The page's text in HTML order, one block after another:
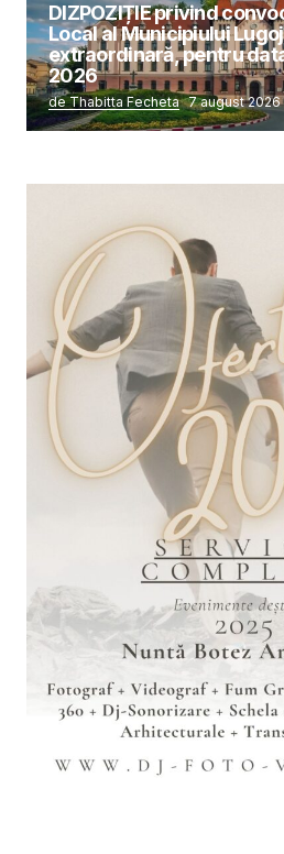
DIZPOZIȚIE privind
Local al Municipiului
extraordinară, pentru
2026
de Thabitta Fecheta 7 august 2026